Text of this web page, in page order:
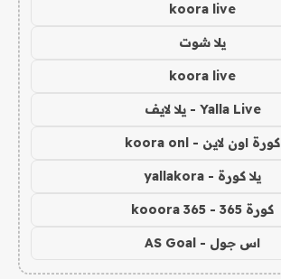
koora live
يلا شوت
koora live
Yalla Live - يلا لايف
كورة اون لاين - koora onl
يلا كورة - yallakora
كورة 365 - kooora 365
اس جول - AS Goal